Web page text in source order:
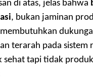
di atas, jelas bahwa
, bukan jaminan
terarah pada sistem
sehat tapi tidak